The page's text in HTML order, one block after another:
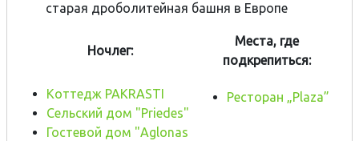
старая дроболитейная башня в Европе
Ночлег:
Места, где
подкрепиться:
Коттедж PAKRASTI
Сельский дом "Priedes"
Гостевой дом "Aglonas
Ресторан „Plaza”